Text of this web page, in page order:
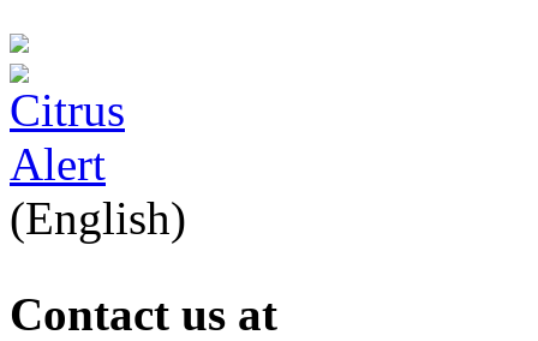
(English)
Contact us at